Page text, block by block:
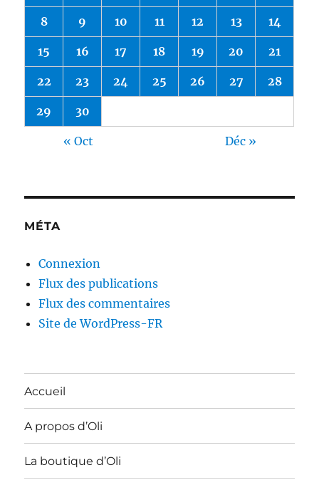
8 9 10 11 12 13 14
15 16 17 18 19 20 21
22 23 24 25 26 27 28
29 30
« Oct Déc »
MÉTA
Connexion
Flux des publications
Flux des commentaires
Site de WordPress-FR
Accueil
A propos d’Oli
La boutique d’Oli